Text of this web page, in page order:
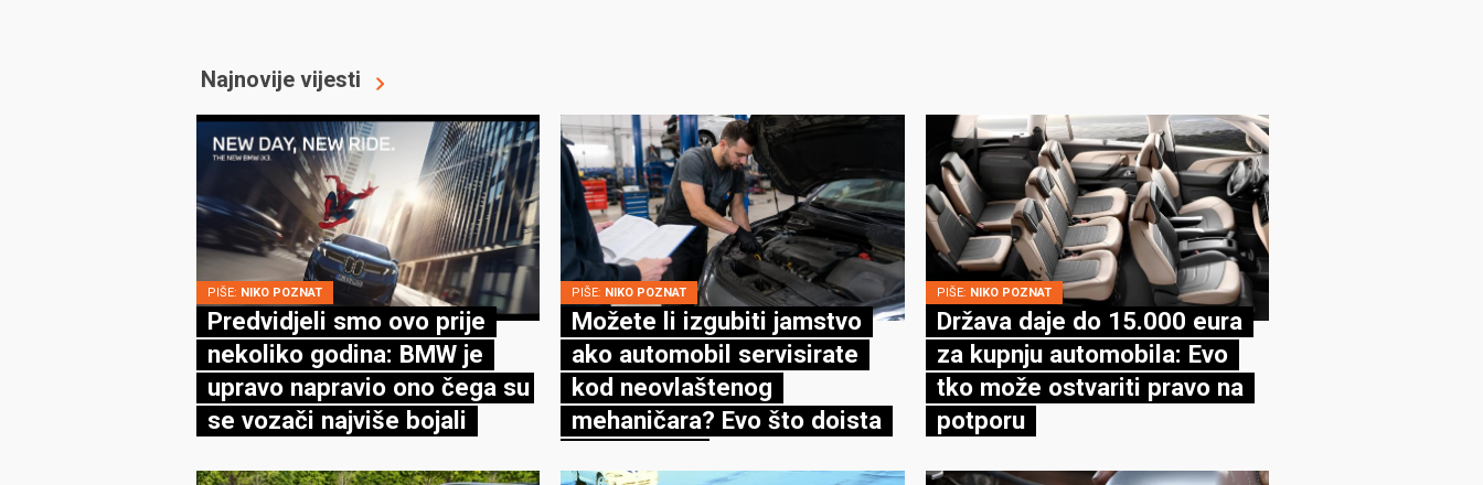
Najnovije vijesti
PIŠE: NIKO POZNAT
Predvidjeli smo ovo prije
nekoliko godina: BMW je
upravo napravio ono čega su
se vozači najviše bojali
PIŠE: NIKO POZNAT
Možete li izgubiti jamstvo
ako automobil servisirate
kod neovlaštenog
mehaničara? Evo što doista
PIŠE: NIKO POZNAT
Država daje do 15.000 eura
za kupnju automobila: Evo
tko može ostvariti pravo na
potporu